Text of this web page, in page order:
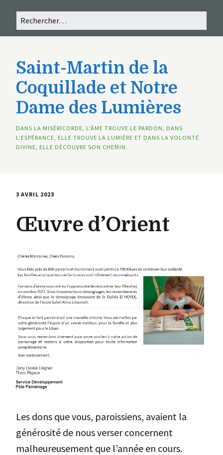
Saint-Martin de la
Coquillade et Notre
Dame des Lumières
DANS LA MISÉRICORDE, L’ÂME TROUVE LE PARDON, DANS
L’ESPÉRANCE, ELLE TROUVE LA LUMIÈRE ET DANS LA VOLONTÉ
DIVINE, ELLE DÉCOUVRE SON CHEMIN.
3 AVRIL 2023
Œuvre d’Orient
Les dons que vous, paroissiens, avaient la
générosité de nous verser concernent
malheureusement que l’année en cours.